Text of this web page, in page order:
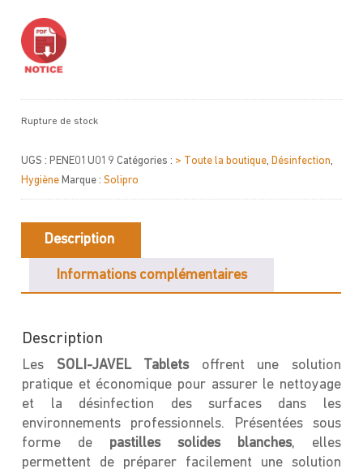
Rupture de stock
UGS :PENE01U019 Catégories : > Toute la boutique,Désinfection,
Hygiène Marque :Solipro
Description
Informations complémentaires
Description
Les SOLI-JAVEL Tabletsoffrent une solution
pratique et économique pour assurer le nettoyage
et la désinfection des surfaces dans les
environnements professionnels. Présentées sous
forme de pastilles solides blanches, elles
permettent de préparer facilement une solution